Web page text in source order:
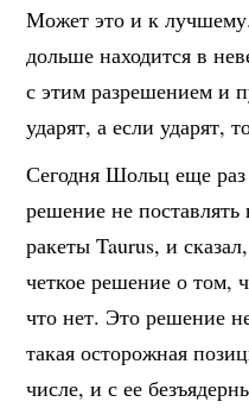
Может это и к
дольше находится в
с этим разрешением и
ударят, а если ударят,
Сегодня Шольц еще раз
решение не
ракеты Taurus, и
четкое решение о том,
что нет. Это решение
такая осторожная
числе, и с ее